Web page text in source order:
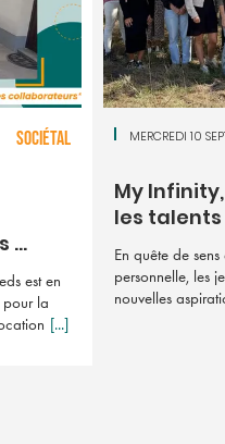
...
est en
la
[...]
SOCIÉTAL MERCREDI 10
My
les talents
En quête de
personnelle, les
nouvelles